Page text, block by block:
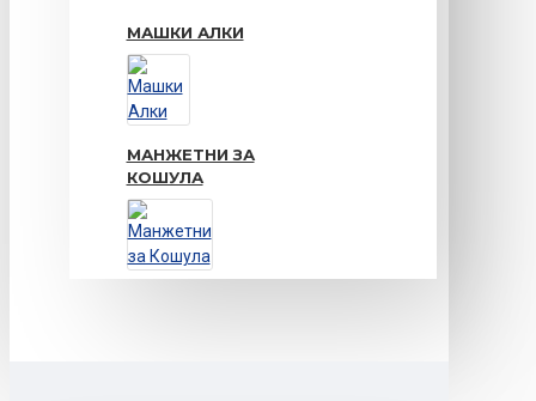
МАШКИ АЛКИ
МАНЖЕТНИ ЗА
КОШУЛА